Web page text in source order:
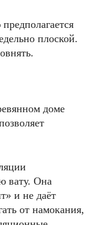
плоской.
доме
вату. Она
и не даёт
от намокания,